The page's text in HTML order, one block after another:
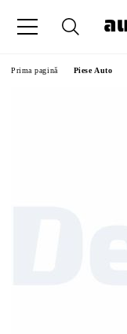
Prima pagină Piese Auto